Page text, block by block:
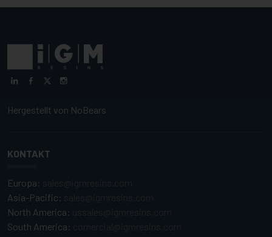
Hergestellt von NoBears
KONTAKT
Europa:
Asia-Pacific:
North America:
South America: